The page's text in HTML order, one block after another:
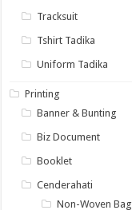
Tracksuit
Tshirt Tadika
Uniform Tadika
Printing
Banner & Bunting
Biz Document
Booklet
Cenderahati
Non-Woven Bag